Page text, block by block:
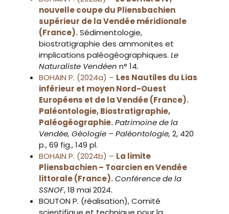
nouvelle coupe du Pliensbachien
supérieur de la Vendée méridionale
(France).Sédimentologie,
biostratigraphie des ammonites et
implications paléogéographiques.Le
Naturaliste Vendéenn° 14.
BOHAIN P. (2024a) – Les Nautiles du Lias
inférieur et moyen Nord-Ouest
Européens et de la Vendée (France).
Paléontologie, Biostratigraphie,
Paléogéographie. Patrimoine de la
Vendée, Géologie – Paléontologie,2, 420
p., 69 fig., 149 pl.
BOHAIN P. (2024b) – La limite
Pliensbachien – Toarcien en Vendée
littorale (France). Conférence de la
SSNOF, 18 mai 2024.
BOUTON P. (réalisation), Comité